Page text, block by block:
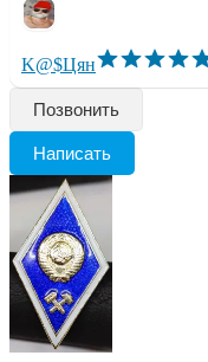
K@$Цян
Позвонить
Написать